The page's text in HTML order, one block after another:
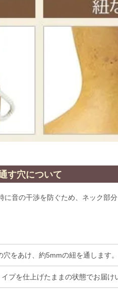
す穴について
に音の干渉を防ぐため、ネック部
をあけ、約5mmの紐を通します。
プを仕上げたままの状態でお届け